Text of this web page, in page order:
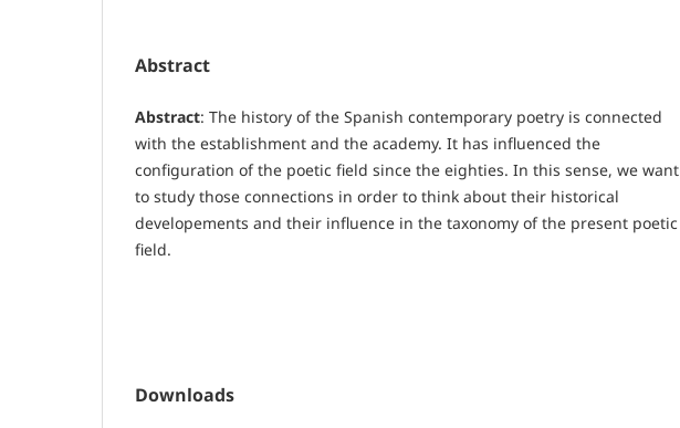
Abstract
Abstract: The history of the Spanish contemporary poetry is connected
with the establishment and the academy. It has influenced the
configuration of the poetic field since the eighties. In this sense, we want
to study those connections in order to think about their historical
developements and their influence in the taxonomy of the present poetic
field.
Downloads